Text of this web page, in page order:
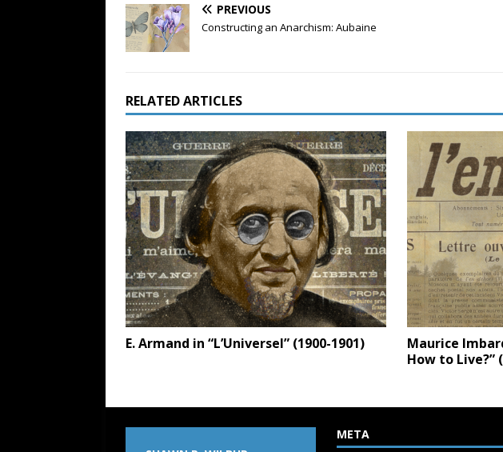
PREVIOUS
Constructing an Anarchism: Aubaine
RELATED ARTICLES
E. Armand in “L’Universel” (1900-1901)
Maurice
How to Live?”
META